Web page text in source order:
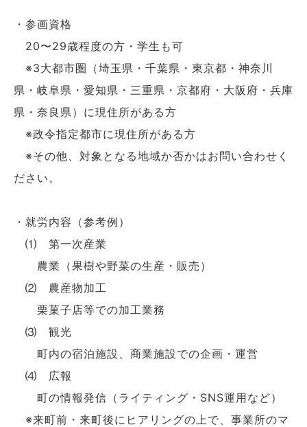
・参画資格
20〜29歳程度の方・学生も可
※3大都市圏（埼玉県・千葉県・東京都・神奈川
県・岐阜県・愛知県・三重県・京都府・大阪府・兵庫
県・奈良県）に現住所がある方
※政令指定都市に現住所がある方
※その他、対象となる地域か否かはお問い合わせく
ださい。
・就労内容（参考例）
⑴ 第一次産業
農業（果樹や野菜の生産・販売）
⑵ 農産物加工
栗菓子店等での加工業務
⑶ 観光
町内の宿泊施設、商業施設での企画・運営
⑷ 広報
町の情報発信（ライティング・SNS運用など）
※来町前・来町後にヒアリングの上で、事業所のマ